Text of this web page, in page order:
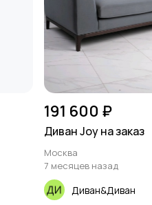
191 600 ₽
Диван Joy на заказ
Москва
7 месяцев назад
Диван&Диван